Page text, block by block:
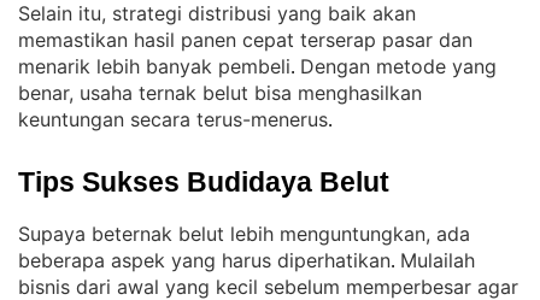
Selain itu, strategi distribusi yang baik akan
memastikan hasil panen cepat terserap pasar dan
menarik lebih banyak pembeli. Dengan metode yang
benar, usaha ternak belut bisa menghasilkan
keuntungan secara terus-menerus.
Tips Sukses Budidaya Belut
Supaya beternak belut lebih menguntungkan, ada
beberapa aspek yang harus diperhatikan. Mulailah
bisnis dari awal yang kecil sebelum memperbesar agar